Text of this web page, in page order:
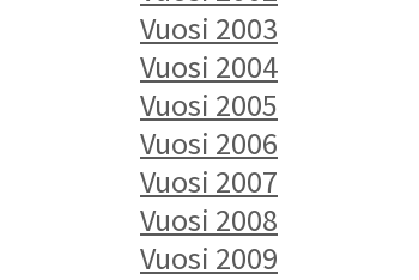
Vuosi 2003
Vuosi 2004
Vuosi 2005
Vuosi 2006
Vuosi 2007
Vuosi 2008
Vuosi 2009